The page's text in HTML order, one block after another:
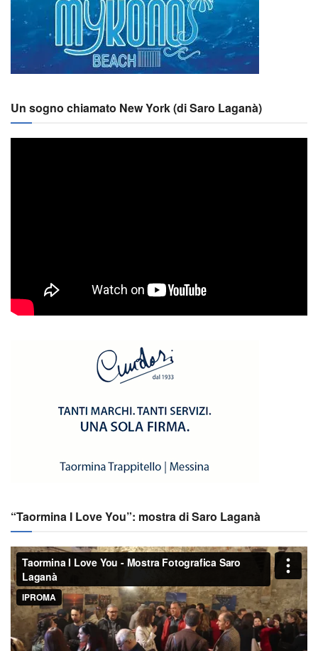
Un sogno chiamato New York (di Saro Laganà)
“Taormina I Love You”: mostra di Saro Laganà